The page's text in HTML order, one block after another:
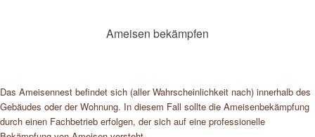
Ameisen bekämpfen
Das Ameisennest befindet sich (aller Wahrscheinlichkeit nach) innerhalb des
Gebäudes oder der Wohnung. In diesem Fall sollte die Ameisenbekämpfung
durch einen Fachbetrieb erfolgen, der sich auf eine professionelle